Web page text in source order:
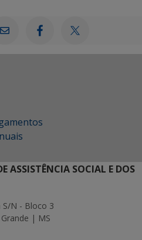
ASSISTÊNCIA SOCIAL E DOS
S/N - Bloco 3
| MS